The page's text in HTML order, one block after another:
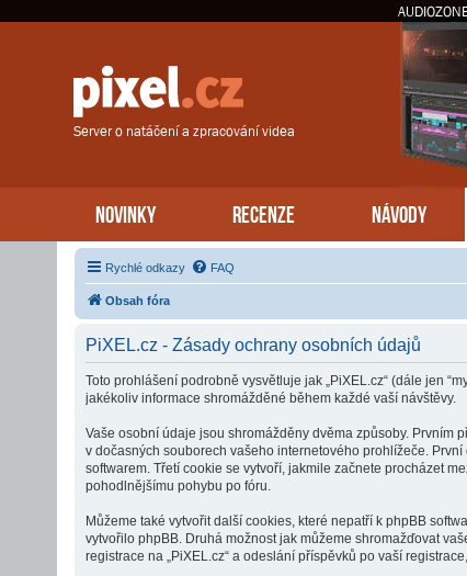
Server o natáčení a zpracování videa
NOVINKY RECENZE NÁVODY
Rychlé odkazy FAQ
Obsah fóra
PiXEL.cz - Zásady ochrany osobních údajů
Toto prohlášení podrobně vysvětluje jak „PiXEL.cz“ (dále jen
jakékoliv informace shromážděné během každé vaší návštěvy.
Vaše osobní údaje jsou shromážděny dvěma způsoby. Prvním
v dočasných souborech vašeho internetového prohlížeče.
softwarem. Třetí cookie se vytvoří, jakmile začnete procházet
pohodlnějšímu pohybu po fóru.
Můžeme také vytvořit další cookies, které nepatří k phpBB
vytvořilo phpBB. Druhá možnost jak můžeme shromažďovat
registrace na „PiXEL.cz“ a odeslání příspěvků po vaší